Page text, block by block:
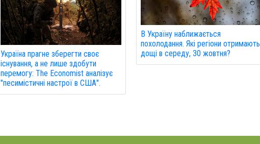
Україна прагне зберегти своє
існування, а не лише здобути
перемогу: The Economist аналізує
"песимістичні настрої в США".
В Україну наближається
похолодання. Які регіони отримають
дощі в середу, 30 жовтня?